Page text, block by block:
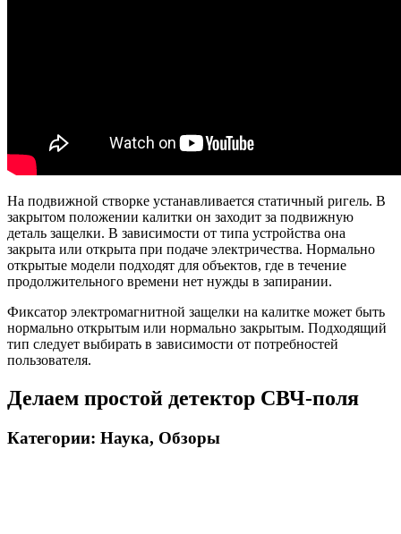
На подвижной створке устанавливается статичный ригель. В
закрытом положении калитки он заходит за подвижную
деталь защелки. В зависимости от типа устройства она
закрыта или открыта при подаче электричества. Нормально
открытые модели подходят для объектов, где в течение
продолжительного времени нет нужды в запирании.
Фиксатор электромагнитной защелки на калитке может быть
нормально открытым или нормально закрытым. Подходящий
тип следует выбирать в зависимости от потребностей
пользователя.
Делаем простой детектор СВЧ-поля
Категории: Наука, Обзоры